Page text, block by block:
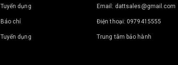
Tuyển dụng
Báo chí
Tuyển dụng
Email: dattsales@gmail.com
Điện thoại: 0979415555
Trung tâm bảo hành